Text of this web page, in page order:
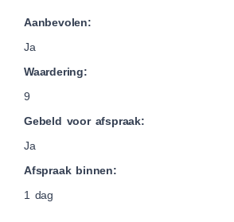
Aanbevolen:
Ja
Waardering:
9
Gebeld voor afspraak:
Ja
Afspraak binnen:
1 dag